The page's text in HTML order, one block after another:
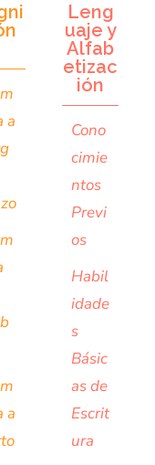
a
a
Leng
uaje y
Alfab
etizac
ión
Cono
cimie
ntos
Previ
os
Habil
idade
s
Básic
as de
Escrit
ura